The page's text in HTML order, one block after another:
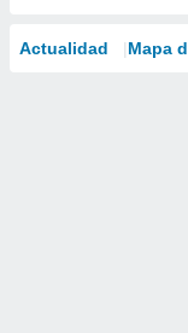
Actualidad Mapa